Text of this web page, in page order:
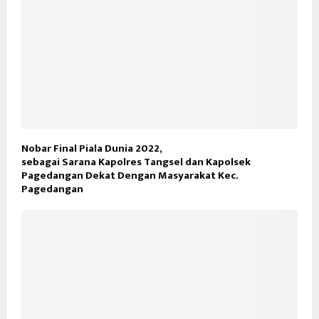
Nobar Final Piala Dunia 2022,
sebagai Sarana Kapolres Tangsel dan Kapolsek
Pagedangan Dekat Dengan Masyarakat Kec.
Pagedangan